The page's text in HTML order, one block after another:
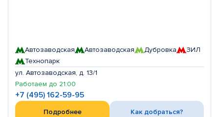
Автозаводская Автозаводская Дубровка
ЗИЛ
Технопарк
ул. Автозаводская, д. 13/1
Работаем до 21:00
+7 (495) 162-59-95
Подробнее Как добраться?